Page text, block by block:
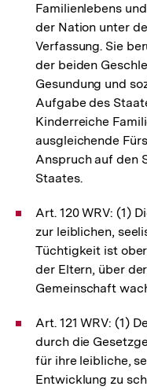
Familienlebens
der Nation unter
Verfassung. Sie
der beiden
Gesundung und
Aufgabe des
Kinderreiche
ausgleichende
Anspruch auf den
Staates.
Art. 120 WRV: (1)
zur leiblichen,
Tüchtigkeit ist
der Eltern, über
Gemeinschaft
Art. 121 WRV: (1)
durch die
für ihre leibliche,
Entwicklung zu